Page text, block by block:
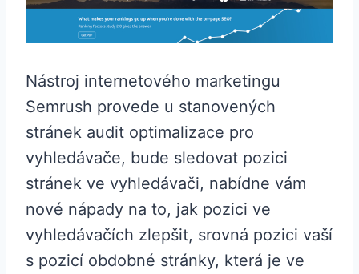
Nástroj internetového marketingu
Semrush provede u stanovených
stránek audit optimalizace pro
vyhledávače, bude sledovat pozici
stránek ve vyhledávači, nabídne vám
nové nápady na to, jak pozici ve
vyhledávačích zlepšit, srovná pozici vaší
s pozicí obdobné stránky, která je ve